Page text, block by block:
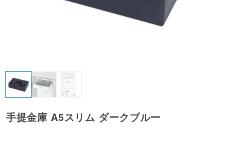
手提金庫 A5スリム ダークブルー